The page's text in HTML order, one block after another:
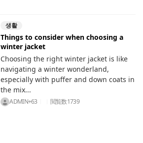
생활
Things to consider when choosing a
winter jacket
Choosing the right winter jacket is like
navigating a winter wonderland,
especially with puffer and down coats in
the mix...
ADMIN+63 閲覧数1739